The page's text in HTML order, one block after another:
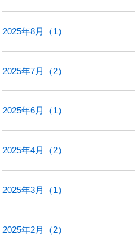
2025年8月（1）
2025年7月（2）
2025年6月（1）
2025年4月（2）
2025年3月（1）
2025年2月（2）